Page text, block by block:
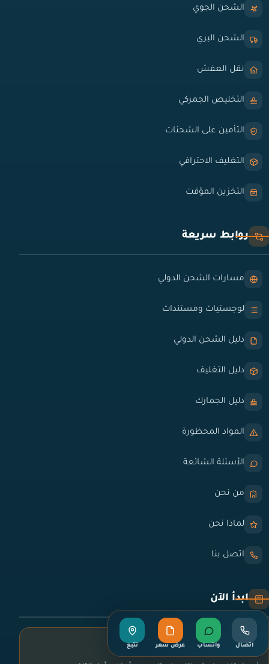
الشحن الجوي
الشحن البري
نقل العفش
التخليص الجمركي
التأمين على الشحنات
التغليف الاحترافي
التخزين المؤقت
روابط سريعة
مسارات الشحن الدولي
لوجستيات ومستندات
دليل الشحن الدولي
دليل التغليف
دليل الجمارك
المواد المحظورة
الأسئلة الشائعة
من نحن
لماذا نحن
اتصل بنا
ابدأ الآن
اطلب عرض سعر
اتصال واتساب عرض سعر تتبع